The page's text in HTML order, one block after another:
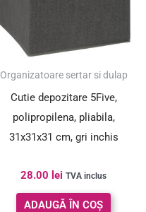
Organizatoare sertar si dulap
Cutie depozitare 5Five,
polipropilena, pliabila,
31x31x31 cm, gri inchis
28.00 lei TVA inclus
ADAUGĂ ÎN COȘ